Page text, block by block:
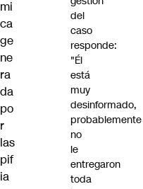
mi
ca
ge
ne
ra
da
po
r
las
pif
ia
del
caso
responde:
"Él
está
muy
desinformado,
probablemente
no
le
entregaron
toda